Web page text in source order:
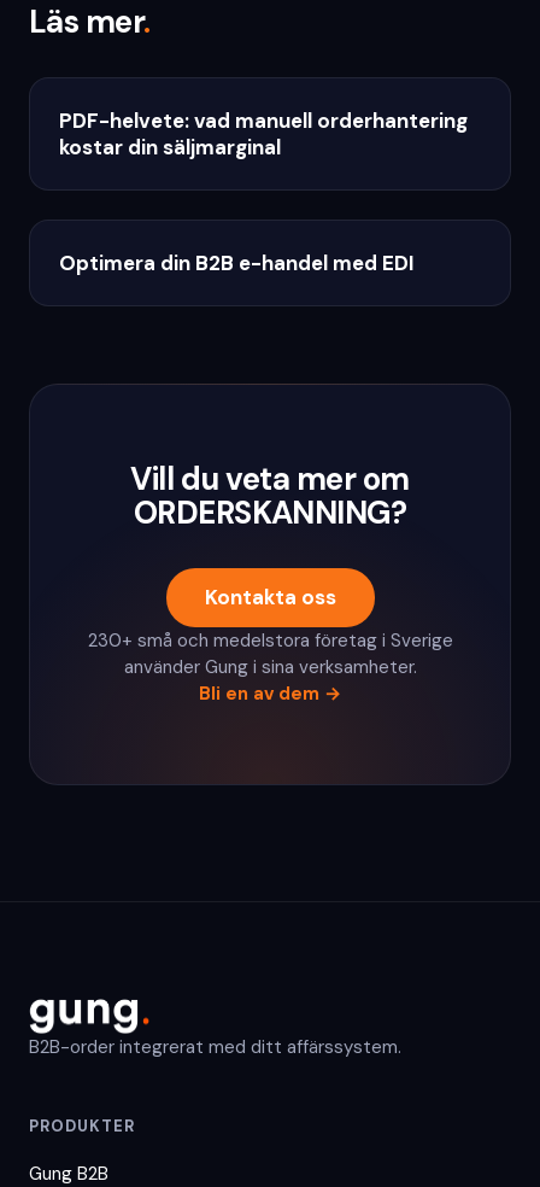
Läs mer.
PDF-helvete: vad manuell orderhantering
kostar din säljmarginal
Optimera din B2B e-handel med EDI
Vill du veta mer om
ORDERSKANNING?
Kontakta oss
230+ små och medelstora företag i Sverige
använder Gung i sina verksamheter.
Bli en av dem →
B2B-order integrerat med ditt affärssystem.
PRODUKTER
Gung B2B